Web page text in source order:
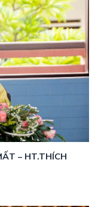
– HT.THÍCH